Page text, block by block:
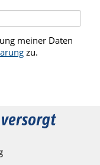
meiner Daten
zu.